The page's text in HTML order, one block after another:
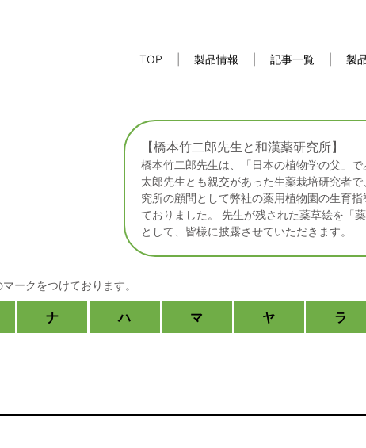
TOP 製品情報 記事一覧 製
【橋本竹二郎先生と和漢薬研究所】
橋本竹二郎先生は、「日本の植物学の父」
太郎先生とも親交があった生薬栽培研究者
究所の顧問として弊社の薬用植物園の生育
ておりました。 先生が残された薬草絵を「
として、皆様に披露させていただきます。
ークをつけております。
ナ ハ マ ヤ ラ
らゆ